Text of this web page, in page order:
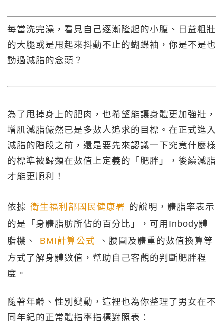
每當洗完澡，看見自己逐漸隆起的小腹、日益粗壯
的大腿或是甩起來抖動不止的蝴蝶袖，你是不是也
動過減脂的念頭？
為了甩掉身上的肥肉，也希望能讓身體更加強壯，
增肌減脂儼然已是多數人追求的目標。在正式進入
減脂的階段之前，還是要先來認識一下究竟什麼樣
的標準被歸類在數值上定義的「肥胖」，後續減脂
才能更順利！
依據 衛生福利部國民健康署 的說明，體脂率表示
的是「身體脂肪所佔的百分比」，可用Inbody體
脂機、
BMI計算公式
、腰圍及體重的數值換算等
方式了解身體數值，幫助自己客觀的判斷肥胖程
度。
隨著年齡、性別變動，這裡也為你整理了男女在不
同年紀的正常體指率指標對照表：